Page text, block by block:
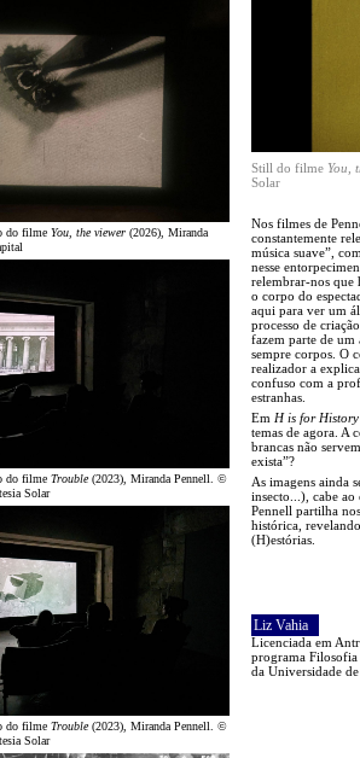
do filme You, the viewer (2026), Miranda
do filme Trouble(2023), Miranda Pennell. ©
Solar
do filme Trouble(2023), Miranda Pennell. ©
Solar
Still do filme You,
Solar
Nos filmes de
constantemente
música suave”,
nesse
relembrar-nos que
o corpo do
aqui para ver um
processo de
fazem parte de um
sempre corpos. O
realizador a
confuso com a
estranhas.
Em H is for
temas de agora. A
brancas não
exista”?
As imagens ainda
insecto...), cabe ao
Pennell partilha
histórica,
(H)estórias.
Liz Vahia
Licenciada em
programa Filosofia
da Universidade